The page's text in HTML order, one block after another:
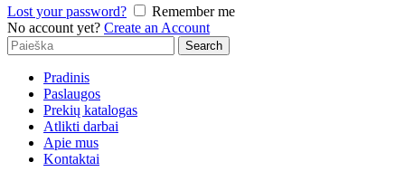
Lost your password?
Remember me
No account yet? Create an Account
Search
for:
Search
Pradinis
Paslaugos
Prekių katalogas
Atlikti darbai
Apie mus
Kontaktai